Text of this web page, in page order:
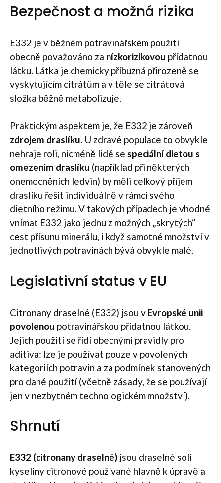
Bezpečnost a možná rizika
E332 je v běžném potravinářském použití
obecně považováno za nízkorizikovou přídatnou
látku. Látka je chemicky příbuzná přirozeně se
vyskytujícím citrátům a v těle se citrátová
složka běžně metabolizuje.
Praktickým aspektem je, že E332 je zároveň
zdrojem draslíku. U zdravé populace to obvykle
nehraje roli, nicméně lidé se speciální dietou s
omezením draslíku (například při některých
onemocněních ledvin) by měli celkový příjem
draslíku řešit individuálně v rámci svého
dietního režimu. V takových případech je vhodné
vnímat E332 jako jednu z možných „skrytých“
cest přísunu minerálu, i když samotné množství v
jednotlivých potravinách bývá obvykle malé.
Legislativní status v EU
Citronany draselné (E332) jsou v Evropské unii
povolenou potravinářskou přídatnou látkou.
Jejich použití se řídí obecnými pravidly pro
aditiva: lze je používat pouze v povolených
kategoriích potravin a za podmínek stanovených
pro dané použití (včetně zásady, že se používají
jen v nezbytném technologickém množství).
Shrnutí
E332 (citronany draselné) jsou draselné soli
kyseliny citronové používané hlavně k úpravě a